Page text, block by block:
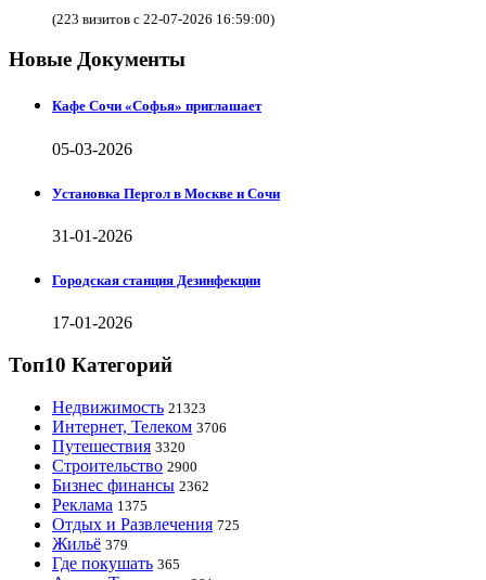
(223 визитов с 22-07-2026 16:59:00)
Новые Документы
Кафе Сочи «Софья» приглашает
05-03-2026
Установка Пергол в Москве и Сочи
31-01-2026
Городская станция Дезинфекции
17-01-2026
Топ10 Категорий
Недвижимость 21323
Интернет, Телеком 3706
Путешествия 3320
Строительство 2900
Бизнес финансы 2362
Реклама 1375
Отдых и Развлечения 725
Жильё 379
Где покушать 365